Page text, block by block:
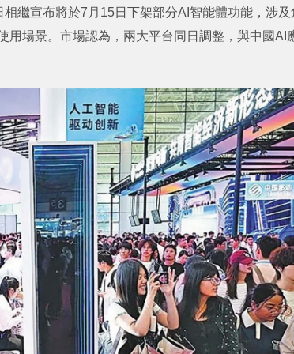
繼宣布將於7月15日下架部分AI智能體功能，涉及
場景。市場認為，兩大平台同日調整，與中國AI